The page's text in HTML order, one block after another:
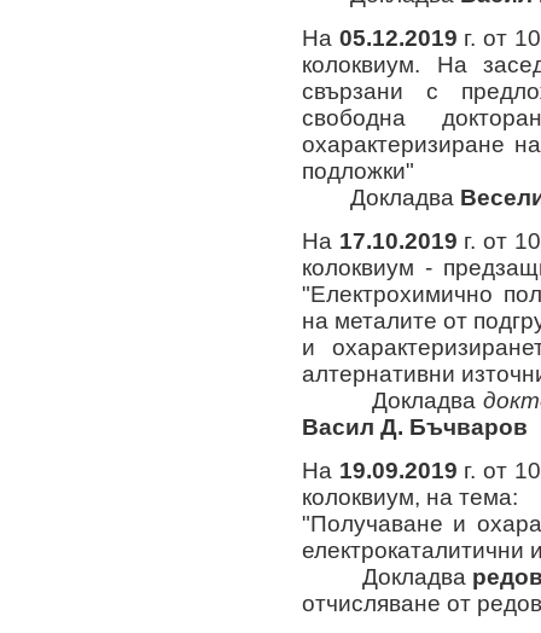
На 05.12.2019 г. от 10
колоквиум. На
свързани с
свободна
охарактеризиране
подложки"
Докладва
На 17.10.2019 г. от 10
колоквиум -
"Електрохимично
на металите от
и
алтернативни
Докладва
Васил Д. Бъчваров
На 19.09.2019 г. от 10
колоквиум, на тема:
"Получаване и
електрокаталитични
Докладва
отчисляване от